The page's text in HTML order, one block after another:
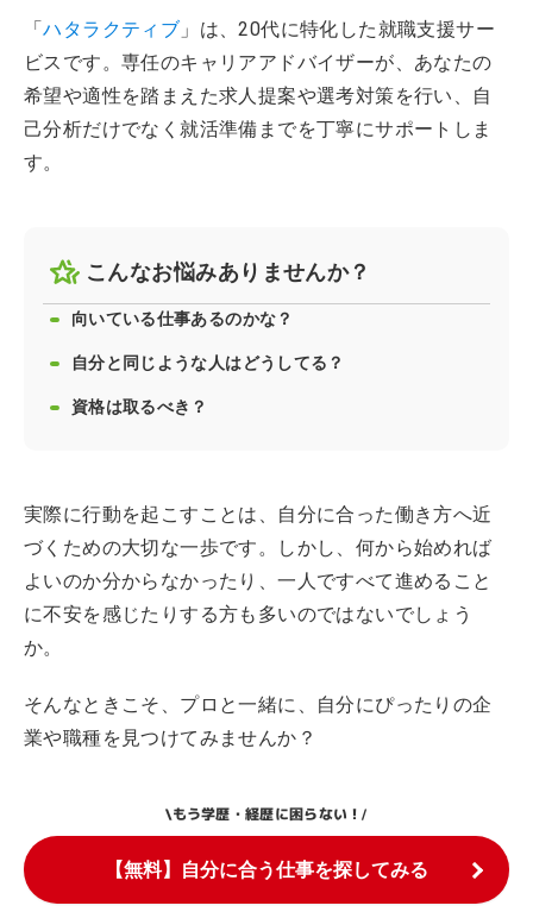
「ハタラクティブ 」は、20代に特化した就職支援サー
ビスです。専任のキャリアアドバイザーが、あなたの
希望や適性を踏まえた求人提案や選考対策を行い、自
己分析だけでなく就活準備までを丁寧にサポートしま
す。
こんなお悩みありませんか？
向いている仕事あるのかな？
自分と同じような人はどうしてる？
資格は取るべき？
実際に行動を起こすことは、自分に合った働き方へ近
づくための大切な一歩です。しかし、何から始めれば
よいのか分からなかったり、一人ですべて進めること
に不安を感じたりする方も多いのではないでしょう
か。
そんなときこそ、プロと一緒に、自分にぴったりの企
業や職種を見つけてみませんか？
\もう学歴・経歴に困らない！/
【無料】自分に合う仕事を探してみる